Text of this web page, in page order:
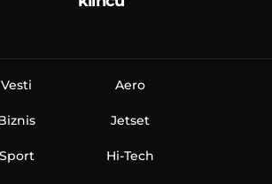
Vesti
Sport
Aero
Jetset
Hi-Tech